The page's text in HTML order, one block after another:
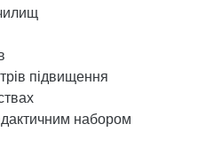
підвищення
набором